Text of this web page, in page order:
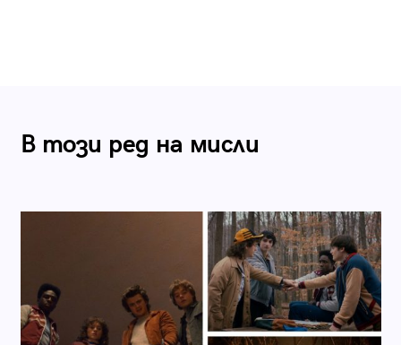
В този ред на мисли